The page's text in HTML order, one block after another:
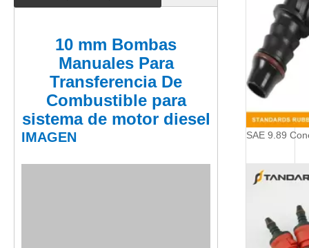
10 mm Bombas
Manuales Para
Transferencia De
Combustible para
sistema de motor diesel
IMAGEN